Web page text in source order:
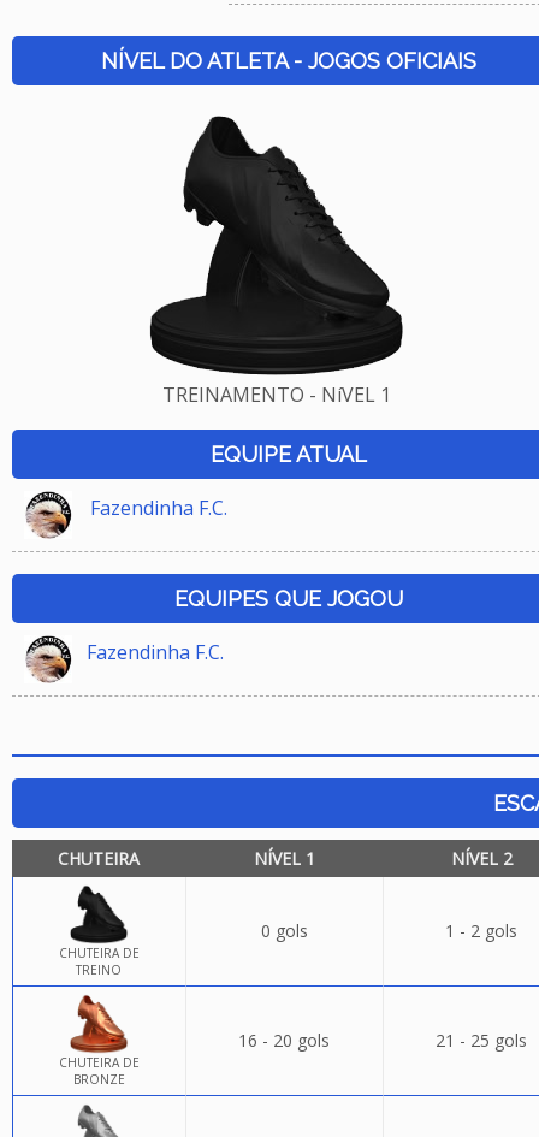
NÍVEL DO ATLETA - JOGOS OFICIAIS
TREINAMENTO - NíVEL 1
EQUIPE ATUAL
Fazendinha F.C.
EQUIPES QUE JOGOU
Fazendinha F.C.
CHUTEIRA NÍVEL 1 NÍVEL 2
CHUTEIRA DE
TREINO
0 gols 1 - 2 gols
CHUTEIRA DE
BRONZE
16 - 20 gols 21 - 25 gols